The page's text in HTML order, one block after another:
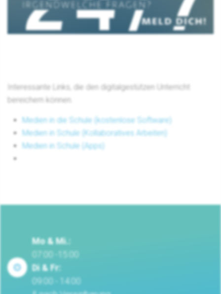
Interessante Links, die den digitalgestützen Unterricht
bereichern können.
Medien in die Schule (kostenlose Software)
Medien in Schule (Kollaboratives Arbeiten)
Medien in Schule (Apps)
Mo & Mi.:
07:00 -15:00
Di & Fr:
09:00 - 14:00